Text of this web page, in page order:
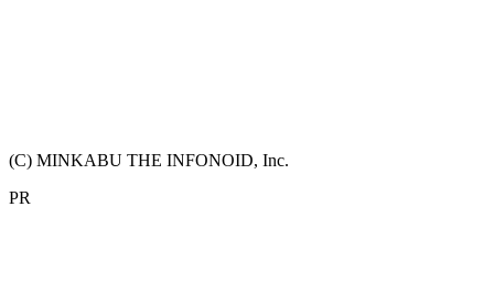
(C) MINKABU THE INFONOID, Inc.
PR